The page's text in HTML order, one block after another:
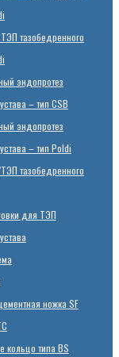
тазобедренного
эндопротез
– тип CSB
эндопротез
– тип Poldi
тазобедренного
для ТЭП
ножка SF
кольцо типа BS